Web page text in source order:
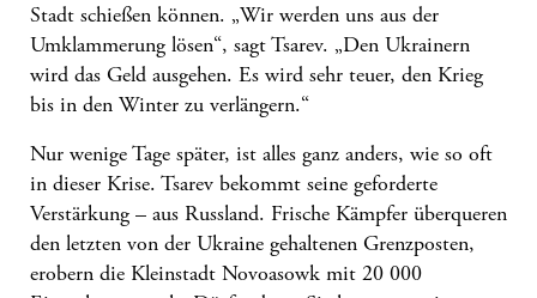
Stadt schießen können. „Wir werden uns aus der
Umklammerung lösen“, sagt Tsarev. „Den Ukrainern
wird das Geld ausgehen. Es wird sehr teuer, den Krieg
bis in den Winter zu verlängern.“
Nur wenige Tage später, ist alles ganz anders, wie so oft
in dieser Krise. Tsarev bekommt seine geforderte
Verstärkung – aus Russland. Frische Kämpfer überqueren
den letzten von der Ukraine gehaltenen Grenzposten,
erobern die Kleinstadt Novoasowk mit 20 000